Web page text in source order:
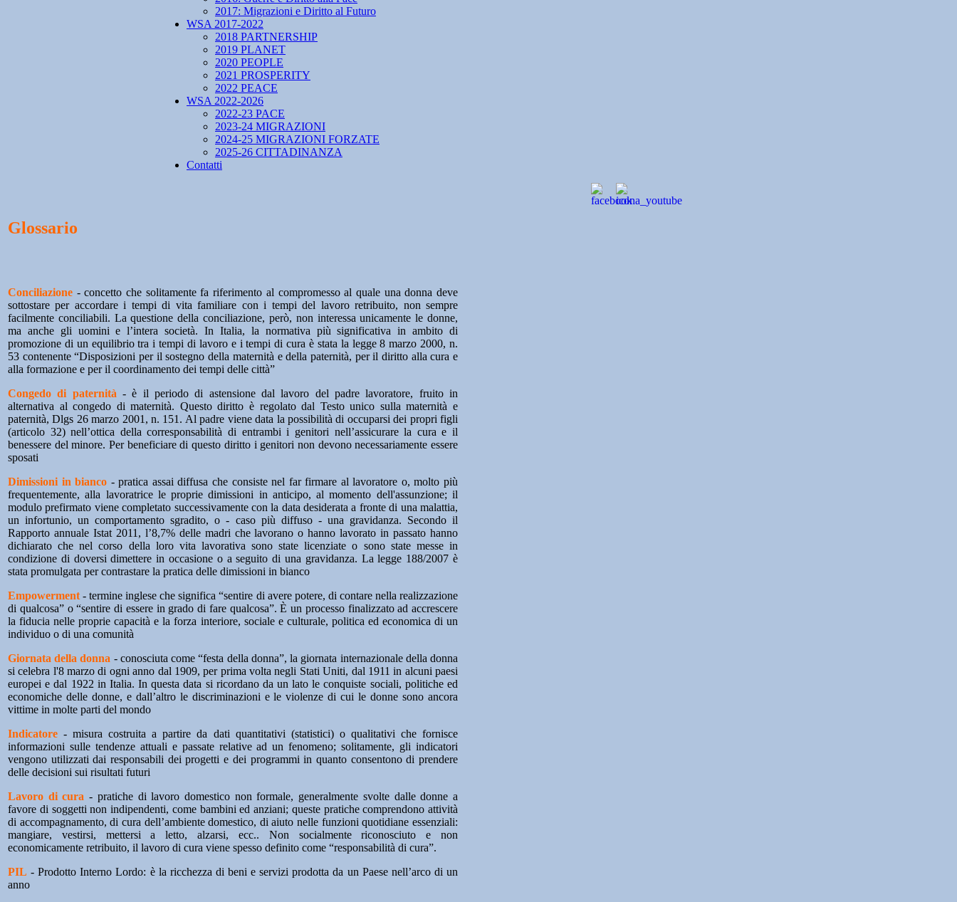
2017: Migrazioni e Diritto al Futuro
WSA 2017-2022
2018 PARTNERSHIP
2019 PLANET
2020 PEOPLE
2021 PROSPERITY
2022 PEACE
WSA 2022-2026
2022-23 PACE
2023-24 MIGRAZIONI
2024-25 MIGRAZIONI FORZATE
2025-26 CITTADINANZA
Contatti
Glossario
Conciliazione - concetto che solitamente fa riferimento al compromesso al quale una donna deve
sottostare per accordare i tempi di vita familiare con i tempi del lavoro retribuito, non sempre
facilmente conciliabili. La questione della conciliazione, però, non interessa unicamente le donne,
ma anche gli uomini e l’intera società. In Italia, la normativa più significativa in ambito di
promozione di un equilibrio tra i tempi di lavoro e i tempi di cura è stata la legge 8 marzo 2000, n.
53 contenente “Disposizioni per il sostegno della maternità e della paternità, per il diritto alla cura e
alla formazione e per il coordinamento dei tempi delle città”
Congedo di paternità - è il periodo di astensione dal lavoro del padre lavoratore, fruito in
alternativa al congedo di maternità. Questo diritto è regolato dal Testo unico sulla maternità e
paternità, Dlgs 26 marzo 2001, n. 151. Al padre viene data la possibilità di occuparsi dei propri figli
(articolo 32) nell’ottica della corresponsabilità di entrambi i genitori nell’assicurare la cura e il
benessere del minore. Per beneficiare di questo diritto i genitori non devono necessariamente essere
sposati
Dimissioni in bianco - pratica assai diffusa che consiste nel far firmare al lavoratore o, molto più
frequentemente, alla lavoratrice le proprie dimissioni in anticipo, al momento dell'assunzione; il
modulo prefirmato viene completato successivamente con la data desiderata a fronte di una malattia,
un infortunio, un comportamento sgradito, o - caso più diffuso - una gravidanza. Secondo il
Rapporto annuale Istat 2011, l’8,7% delle madri che lavorano o hanno lavorato in passato hanno
dichiarato che nel corso della loro vita lavorativa sono state licenziate o sono state messe in
condizione di doversi dimettere in occasione o a seguito di una gravidanza. La legge 188/2007 è
stata promulgata per contrastare la pratica delle dimissioni in bianco
Empowerment - termine inglese che significa “sentire di avere potere, di contare nella realizzazione
di qualcosa” o “sentire di essere in grado di fare qualcosa”. È un processo finalizzato ad accrescere
la fiducia nelle proprie capacità e la forza interiore, sociale e culturale, politica ed economica di un
individuo o di una comunità
Giornata della donna - conosciuta come “festa della donna”, la giornata internazionale della donna
si celebra l'8 marzo di ogni anno dal 1909, per prima volta negli Stati Uniti, dal 1911 in alcuni paesi
europei e dal 1922 in Italia. In questa data si ricordano da un lato le conquiste sociali, politiche ed
economiche delle donne, e dall’altro le discriminazioni e le violenze di cui le donne sono ancora
vittime in molte parti del mondo
Indicatore - misura costruita a partire da dati quantitativi (statistici) o qualitativi che fornisce
informazioni sulle tendenze attuali e passate relative ad un fenomeno; solitamente, gli indicatori
vengono utilizzati dai responsabili dei progetti e dei programmi in quanto consentono di prendere
delle decisioni sui risultati futuri
Lavoro di cura - pratiche di lavoro domestico non formale, generalmente svolte dalle donne a
favore di soggetti non indipendenti, come bambini ed anziani; queste pratiche comprendono attività
di accompagnamento, di cura dell’ambiente domestico, di aiuto nelle funzioni quotidiane essenziali:
mangiare, vestirsi, mettersi a letto, alzarsi, ecc.. Non socialmente riconosciuto e non
economicamente retribuito, il lavoro di cura viene spesso definito come “responsabilità di cura”.
PIL - Prodotto Interno Lordo: è la ricchezza di beni e servizi prodotta da un Paese nell’arco di un
anno